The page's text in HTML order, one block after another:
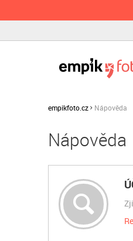
empikfoto.cz Nápověda
Nápověda